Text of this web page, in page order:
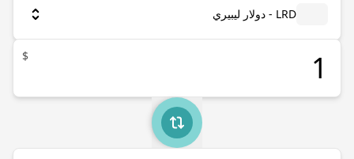
LRD - دولار ليبيري
$